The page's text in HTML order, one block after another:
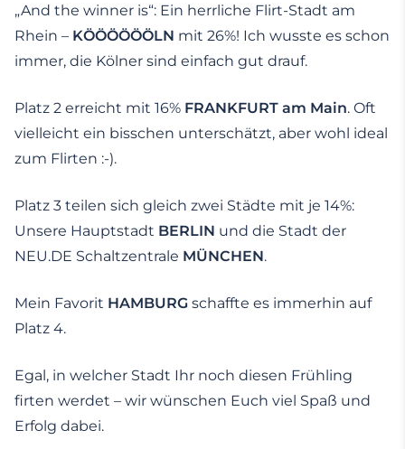
„And the winner is“: Ein herrliche Flirt-Stadt am
Rhein – KÖÖÖÖÖÖLN mit 26%! Ich wusste es schon
immer, die Kölner sind einfach gut drauf.
Platz 2 erreicht mit 16% FRANKFURT am Main. Oft
vielleicht ein bisschen unterschätzt, aber wohl ideal
zum Flirten :-).
Platz 3 teilen sich gleich zwei Städte mit je 14%:
Unsere Hauptstadt BERLIN und die Stadt der
NEU.DE Schaltzentrale MÜNCHEN.
Mein Favorit HAMBURG schaffte es immerhin auf
Platz 4.
Egal, in welcher Stadt Ihr noch diesen Frühling
firten werdet – wir wünschen Euch viel Spaß und
Erfolg dabei.